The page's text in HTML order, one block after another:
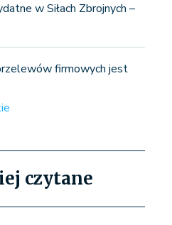
w Siłach Zbrojnych –
firmowych jest
czytane